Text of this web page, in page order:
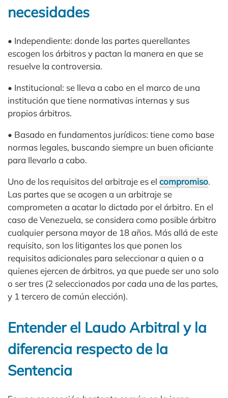
necesidades
• Independiente: donde las partes querellantes
escogen los árbitros y pactan la manera en que se
resuelve la controversia.
• Institucional: se lleva a cabo en el marco de una
institución que tiene normativas internas y sus
propios árbitros.
• Basado en fundamentos jurídicos: tiene como base
normas legales, buscando siempre un buen oficiante
para llevarlo a cabo.
Uno de los requisitos del arbitraje es el compromiso.
Las partes que se acogen a un arbitraje se
comprometen a acatar lo dictado por el árbitro. En el
caso de Venezuela, se considera como posible árbitro
cualquier persona mayor de 18 años. Más allá de este
requisito, son los litigantes los que ponen los
requisitos adicionales para seleccionar a quien o a
quienes ejercen de árbitros, ya que puede ser uno solo
o ser tres (2 seleccionados por cada una de las partes,
y 1 tercero de común elección).
Entender el Laudo Arbitral y la
diferencia respecto de la
Sentencia